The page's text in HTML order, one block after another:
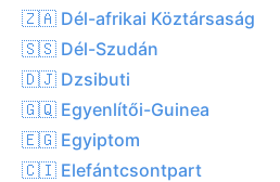
🇿🇦 Dél-afrikai Köztársaság
🇸🇸 Dél-Szudán
🇩🇯 Dzsibuti
🇬🇶 Egyenlítői-Guinea
🇪🇬 Egyiptom
🇨🇮 Elefántcsontpart